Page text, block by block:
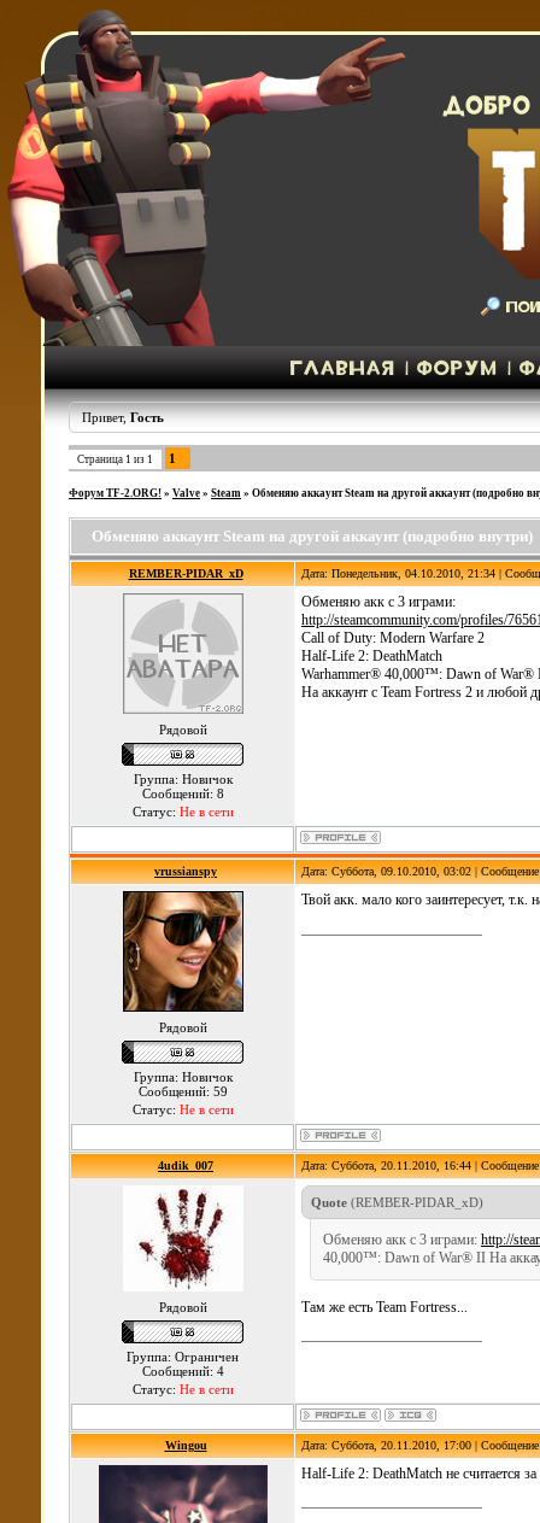
Привет,Гость
Страница 1 из 1 1
Форум TF-2.ORG! » Valve » Steam » Обменяю аккаунт Steam на другой аккаунт (подробно
Обменяю аккаунт Steam на другой аккаунт (подробно внутри)
REMBER-PIDAR_xD Дата: Понедельник, 04.10.2010, 21:34 |
Рядовой
Группа: Новичок
Сообщений: 8
Статус: Не в сети
Обменяю акк с 3 играми:
http://steamcommunity.com/profiles/
Call of Duty: Modern Warfare 2
Half-Life 2: DeathMatch
Warhammer® 40,000™: Dawn of War®
На аккаунт с Team Fortress 2 и любой
vrussianspy Дата: Суббота, 09.10.2010, 03:02 |
Рядовой
Группа: Новичок
Сообщений: 59
Статус: Не в сети
Твой акк. мало кого заинтересует,
4udik_007 Дата: Суббота, 20.11.2010, 16:44 |
Рядовой
Группа: Ограничен
Сообщений: 4
Статус: Не в сети
Quote (REMBER-PIDAR_xD)
Обменяю акк с 3 играми: http://
40,000™: Dawn of War® II На
Там же есть Team Fortress...
Wingou Дата: Суббота, 20.11.2010, 17:00 |
Half-Life 2: DeathMatch не считается за